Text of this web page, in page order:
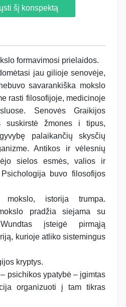
šį konspektą
formavimosi prielaidos.
jau gilioje senovėje,
savarankiška mokslo
rasti filosofijoje, medicinoje
Senovės Graikijos
suskirstė žmones i tipus,
palaikančių skysčių
Antikos ir vėlesnių
sielos esmės, valios ir
buvo filosofijos
mokslo, istorija trumpa.
pradžia siejama su
įsteigė pirmąją
kurioje atliko sistemingus
kryptys.
psichikos ypatybė – įgimtas
organizuoti į tam tikras